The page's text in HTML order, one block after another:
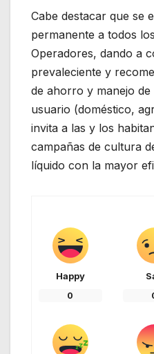
Cabe destacar que se
permanente a todos
Operadores, dando a
prevaleciente y
de ahorro y manejo
usuario (doméstico,
invita a las y los
campañas de cultura
líquido con la mayor
Happy
0